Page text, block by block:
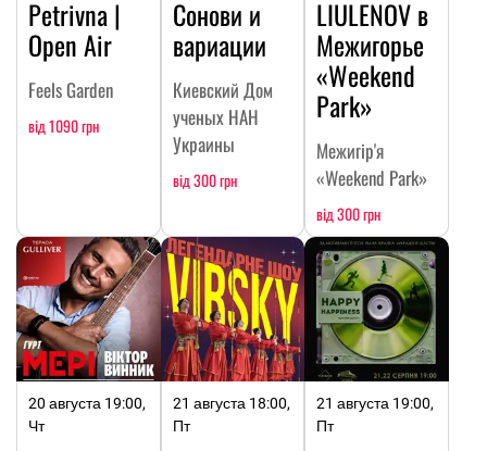
Petrivna |
Open Air
Feels Garden
від 1090 грн
Сонови и
вариации
Киевский Дом
ученых НАН
Украины
від 300 грн
LIULENOV в
Межигорье
«Weekend
Park»
Межигір'я
«Weekend Park»
від 300 грн
20 августа 19:00,
Чт
21 августа 18:00,
Пт
21 августа 19:00,
Пт